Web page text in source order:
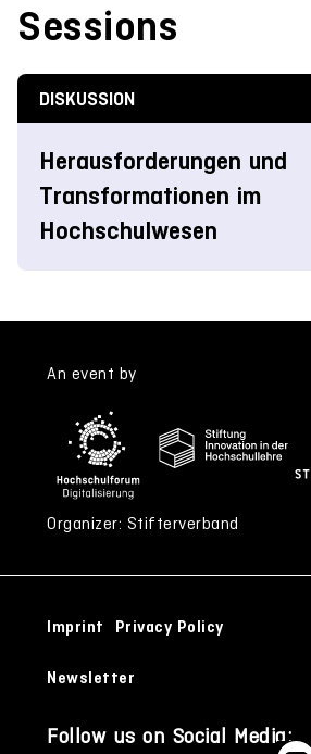
Sessions
DISKUSSION
Herausforderungen und
Transformationen im
Hochschulwesen
An event by
Organizer: Stifterverband
Imprint Privacy Policy
Newsletter
Follow us on Social Media: